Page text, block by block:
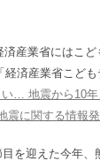
産業省にはこ
経済産業省こど
… 地震から10
に関する情報発
を迎えた今年、